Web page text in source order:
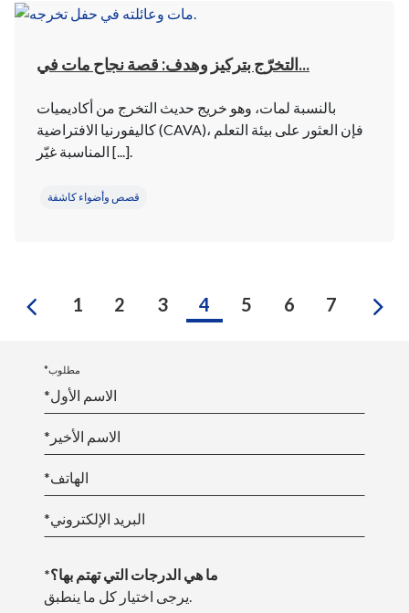
التخرّج بتركيز وهدف: قصة نجاح مات في...
بالنسبة لمات، وهو خريج حديث التخرج من أكاديميات
كاليفورنيا الافتراضية (CAVA)، فإن العثور على بيئة التعلم
المناسبة غيّر [...].
قصص وأضواء كاشفة
السابق
1 2 3 4 5 6 7
*مطلوب
*الاسم الأول
*الاسم الأخير
*الهاتف
*البريد الإلكتروني
*ما هي الدرجات التي تهتم بها؟
يرجى اختيار كل ما ينطبق.